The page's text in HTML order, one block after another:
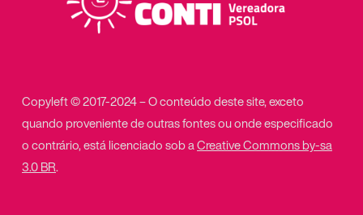
Copyleft © 2017-2024 – O conteúdo deste site, exceto
quando proveniente de outras fontes ou onde especificado
o contrário, está licenciado sob aCreative Commons by-sa
3.0 BR.